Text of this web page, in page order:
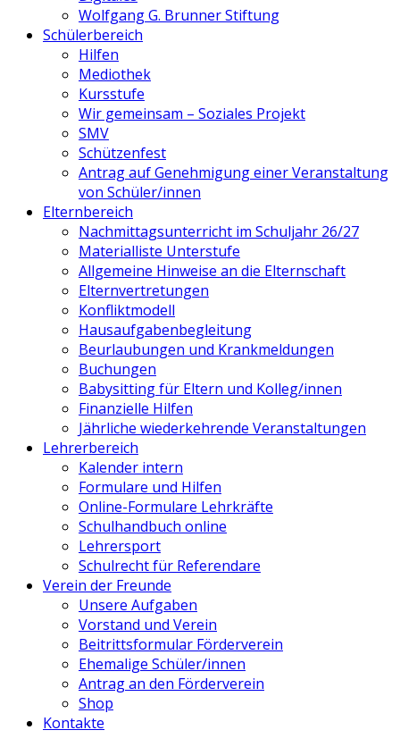
Wolfgang G. Brunner Stiftung
Schülerbereich
Hilfen
Mediothek
Kursstufe
Wir gemeinsam – Soziales Projekt
SMV
Schützenfest
Antrag auf Genehmigung einer Veranstaltung
von Schüler/innen
Elternbereich
Nachmittagsunterricht im Schuljahr 26/27
Materialliste Unterstufe
Allgemeine Hinweise an die Elternschaft
Elternvertretungen
Konfliktmodell
Hausaufgabenbegleitung
Beurlaubungen und Krankmeldungen
Buchungen
Babysitting für Eltern und Kolleg/innen
Finanzielle Hilfen
Jährliche wiederkehrende Veranstaltungen
Lehrerbereich
Kalender intern
Formulare und Hilfen
Online-Formulare Lehrkräfte
Schulhandbuch online
Lehrersport
Schulrecht für Referendare
Verein der Freunde
Unsere Aufgaben
Vorstand und Verein
Beitrittsformular Förderverein
Ehemalige Schüler/innen
Antrag an den Förderverein
Shop
Kontakte